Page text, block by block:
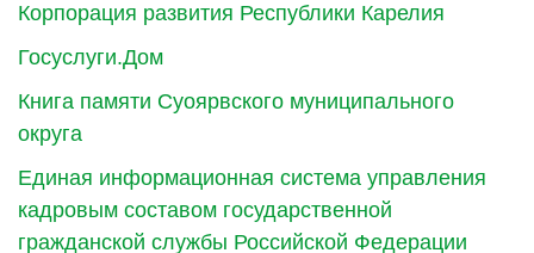
Корпорация развития Республики Карелия
Госуслуги.Дом
Книга памяти Суоярвского муниципального
округа
Единая информационная система управления
кадровым составом государственной
гражданской службы Российской Федерации